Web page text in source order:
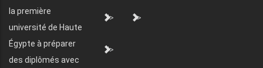
la première
université de Haute
Égypte à préparer
des diplômés avec
"> ">
">